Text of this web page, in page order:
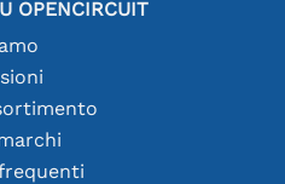
OPENCIRCUIT